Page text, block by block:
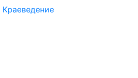
Краеведение